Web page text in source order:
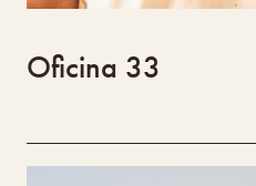
Oficina 33